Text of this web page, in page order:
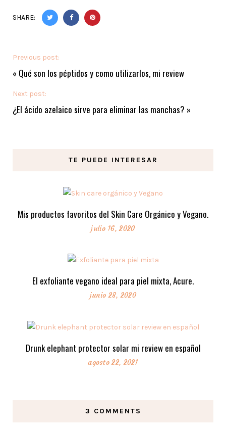
SHARE:
Previous post:
« Qué son los péptidos y como utilizarlos, mi review
Next post:
¿El ácido azelaico sirve para eliminar las manchas? »
TE PUEDE INTERESAR
Mis productos favoritos del Skin Care Orgánico y Vegano.
julio 16, 2020
El exfoliante vegano ideal para piel mixta, Acure.
junio 28, 2020
Drunk elephant protector solar mi review en español
agosto 22, 2021
3 COMMENTS